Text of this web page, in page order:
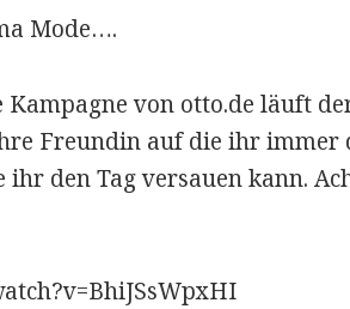
Mode….
Kampagne von otto.de läuft
Freundin auf die ihr immer
den Tag versauen kann.